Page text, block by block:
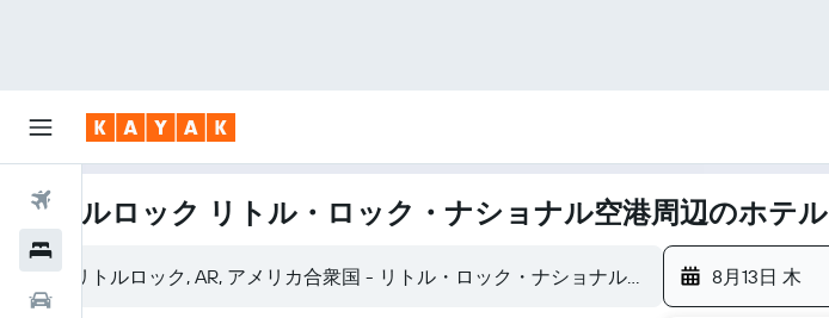
航空券
リトルロック リトル・ロック・ナショナル空港​周辺のホテル
8月13日 木